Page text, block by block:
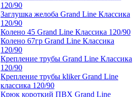
120/90
Заглушка желоба Grand Line Классика
120/90
Колено 45 Grand Line Классика 120/90
Колено 67гр Grand Line Классика
120/90
Крепление трубы Grand Line Классика
120/90
Крепление трубы kliker Grand Line
классика 120/90
Крюк короткий ПВХ Grand Line